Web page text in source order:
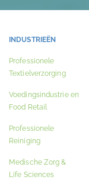
INDUSTRIEËN
Professionele
Textielverzorging
Voedingsindustrie en
Food Retail
Professionele
Reiniging
Medische Zorg &
Life Sciences